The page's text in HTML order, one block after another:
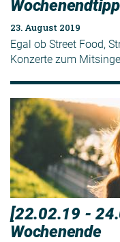
23. August 2019
Egal ob Street Food,
Konzerte zum
[22.02.19 -
Wochenende